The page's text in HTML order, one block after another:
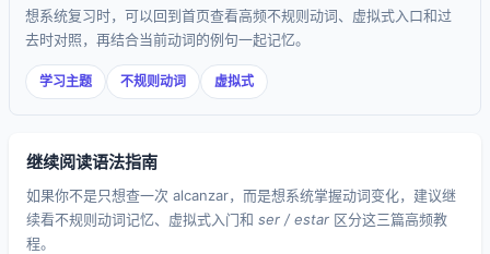
想系统复习时，可以回到首页查看高频不规则动词、虚拟式入口和过
去时对照，再结合当前动词的例句一起记忆。
学习主题 不规则动词 虚拟式
继续阅读语法指南
如果你不是只想查一次 alcanzar，而是想系统掌握动词变化，建议继
续看不规则动词记忆、虚拟式入门和 ser / estar 区分这三篇高频教
程。